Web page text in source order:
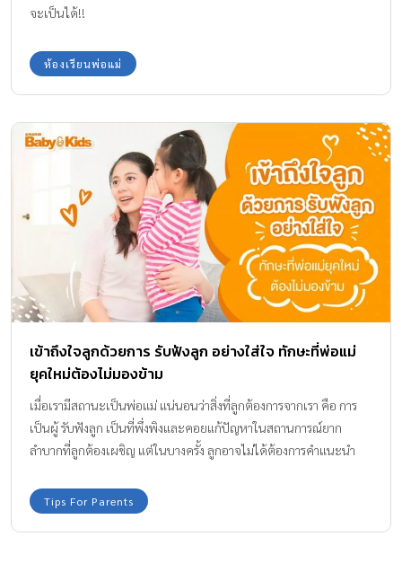
จะเป็นได้!!
ห้องเรียนพ่อแม่
เข้าถึงใจลูกด้วยการ รับฟังลูก อย่างใส่ใจ ทักษะที่พ่อแม่
ยุคใหม่ต้องไม่มองข้าม
เมื่อเรามีสถานะเป็นพ่อแม่ แน่นอนว่าสิ่งที่ลูกต้องการจากเรา คือ การ
เป็นผู้ รับฟังลูก เป็นที่พึ่งพิงและคอยแก้ปัญหาในสถานการณ์ยาก
ลำบากที่ลูกต้องเผชิญ แต่ในบางครั้ง ลูกอาจไม่ได้ต้องการคำแนะนำ
ในสิ่งที่เขากำลังรู้สึกก็ได้
Tips For Parents